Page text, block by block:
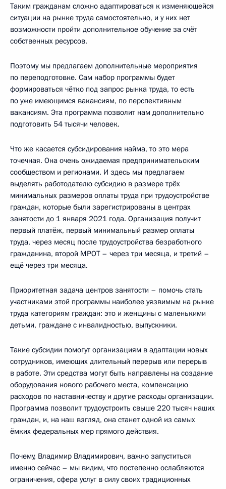
Таким гражданам сложно адаптироваться к изменяющейся
ситуации на рынке труда самостоятельно, и у них нет
возможности пройти дополнительное обучение за счёт
собственных ресурсов.
Поэтому мы предлагаем дополнительные мероприятия
по переподготовке. Сам набор программы будет
формироваться чётко под запрос рынка труда, то есть
по уже имеющимся вакансиям, по перспективным
вакансиям. Эта программа позволит нам дополнительно
подготовить 54 тысячи человек.
Что же касается субсидирования найма, то это мера
точечная. Она очень ожидаемая предпринимательским
сообществом и регионами. И здесь мы предлагаем
выделять работодателю субсидию в размере трёх
минимальных размеров оплаты труда при трудоустройстве
граждан, которые были зарегистрированы в центрах
занятости до 1 января 2021 года. Организация получит
первый платёж, первый минимальный размер оплаты
труда, через месяц после трудоустройства безработного
гражданина, второй МРОТ – через три месяца, и третий –
ещё через три месяца.
Приоритетная задача центров занятости – помочь стать
участниками этой программы наиболее уязвимым на рынке
труда категориям граждан: это и женщины с маленькими
детьми, граждане с инвалидностью, выпускники.
Такие субсидии помогут организациям в адаптации новых
сотрудников, имеющих длительный перерыв или перерыв
в работе. Эти средства могут быть направлены на создание
оборудования нового рабочего места, компенсацию
расходов по наставничеству и другие расходы организации.
Программа позволит трудоустроить свыше 220 тысяч наших
граждан, и, на наш взгляд, она станет одной из самых
ёмких федеральных мер прямого действия.
Почему, Владимир Владимирович, важно запуститься
именно сейчас – мы видим, что постепенно ослабляются
ограничения, сфера услуг в силу своих традиционных